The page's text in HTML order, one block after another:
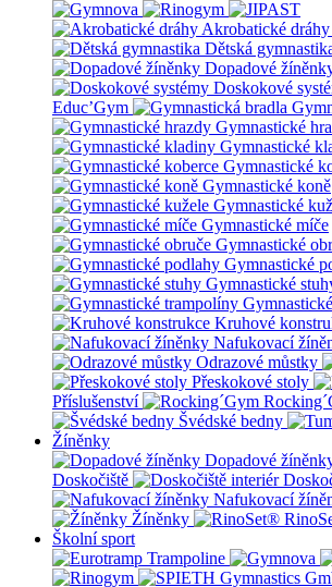
Akrobatické dráhy
Dětská
Dopadové
Doskokové
Educ’Gym
Gymnastické
Gymnastické
Gymnastické
Gymnastické koně
Gymnastické
Gymnastické míče
Gymnastické
Gymnastické
Gymnastické
Kruhové
Nafukovací
Odrazové můstky
Přeskokové stoly
Příslušenství
Švédské bedny
Žíněnky
Dopadové
Doskočiště
Nafukovací
Žíněnky
Školní sport